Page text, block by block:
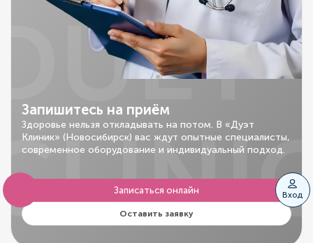
Вход
Запишитесь на приём
Здоровье нельзя откладывать на потом. В «Дуэт
Клиник» (Новосибирск) вас ждут опытные специалисты,
современное оборудование и индивидуальный подход.
Записаться онлайн
Оставить заявку